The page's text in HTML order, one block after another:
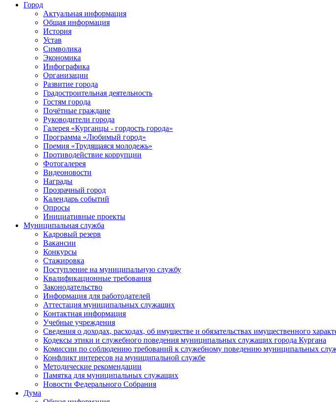
Город
Актуальная информация
Общая информация
История
Устав
Символика
Экономика
Инфографика
Организации
Развитие города
Градостроительная деятельность
Гостям города
Почётные граждане
Руководители города
Галерея «Курганцы - гордость города»
Программа «Любимый город»
Премия «Трудящаяся молодежь»
Противодействие коррупции
Фотогалерея
Видеоновости
Награды
Прозрачный город
Календарь событий
Опросы
Инициативные проекты
Муниципальная служба
Кадровый резерв
Вакансии
Конкурсы
Стажировка
Поступление на муниципальную службу
Квалификационные требования
Законодательство
Информация для работодателей
Аттестация муниципальных служащих
Контактная информация
Учебные учреждения
Сведения о доходах, расходах, об имуществе и обязательствах имущественного
Кодексы этики и служебного поведения муниципальных служащих города Кургана
Комиссии по соблюдению требований к служебному поведению муниципальных
Конфликт интересов на муниципальной службе
Методические рекомендации
Памятка для муниципальных служащих
Новости Федерального Cобрания
Дума